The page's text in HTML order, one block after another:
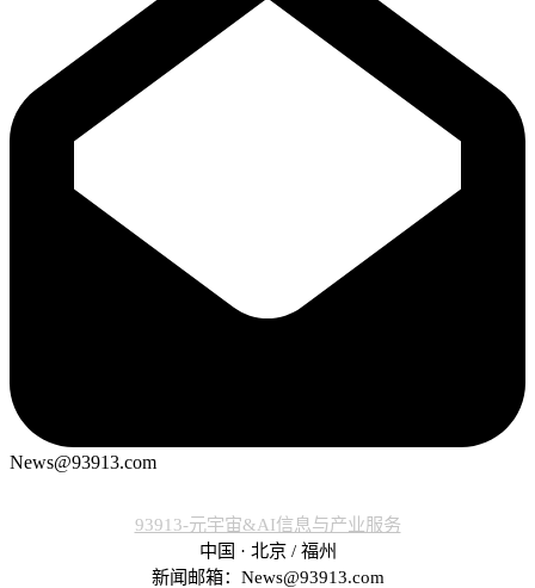
News@93913.com
93913-元宇宙&AI信息与产业服务
中国 · 北京 / 福州
新闻邮箱：News@93913.com